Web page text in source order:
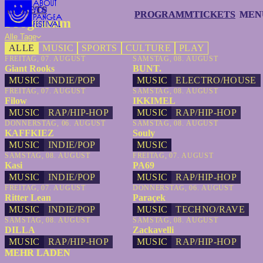
PROGRAMM
PROGRAMMTICKETS
TICKETS
TICKETS
TICKETS
Programm
Alle Tage
ALLE MUSIC SPORTS CULTURE PLAY
FREITAG, 07. AUGUST
Giant Rooks
MUSIC
INDIE/POP
SAMSTAG, 08. AUGUST
BUNT.
MUSIC
ELECTRO/HOUSE
FREITAG, 07. AUGUST
Filow
MUSIC
RAP/HIP-HOP
SAMSTAG, 08. AUGUST
IKKIMEL
MUSIC
RAP/HIP-HOP
DONNERSTAG, 06. AUGUST
KAFFKIEZ
MUSIC
INDIE/POP
SAMSTAG, 08. AUGUST
Souly
MUSIC
SAMSTAG, 08. AUGUST
Kasi
MUSIC
INDIE/POP
FREITAG, 07. AUGUST
PA69
MUSIC
RAP/HIP-HOP
FREITAG, 07. AUGUST
Ritter Lean
MUSIC
INDIE/POP
DONNERSTAG, 06. AUGUST
Paraçek
MUSIC
TECHNO/RAVE
SAMSTAG, 08. AUGUST
DILLA
MUSIC
RAP/HIP-HOP
SAMSTAG, 08. AUGUST
Zackavelli
MUSIC
RAP/HIP-HOP
MEHR LADEN
MEHR LADEN